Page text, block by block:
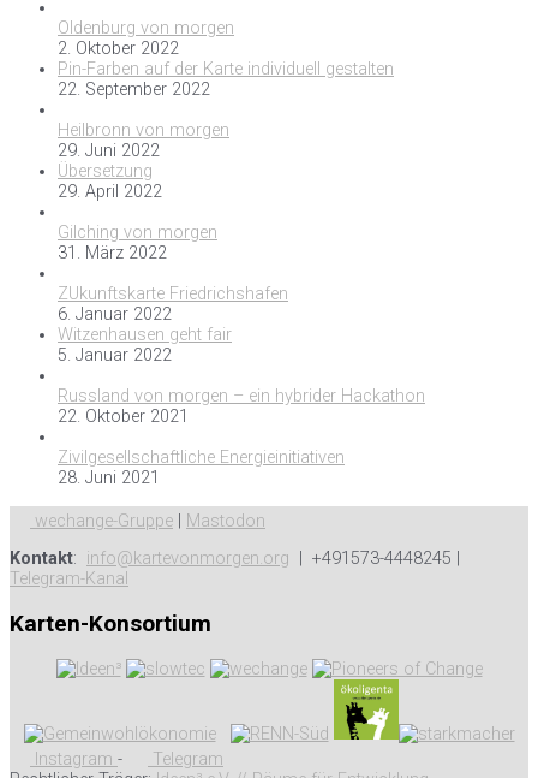
Oldenburg von morgen
2. Oktober 2022
Pin-Farben auf der Karte individuell gestalten
22. September 2022
Heilbronn von morgen
29. Juni 2022
Übersetzung
29. April 2022
Gilching von morgen
31. März 2022
ZUkunftskarte Friedrichshafen
6. Januar 2022
Witzenhausen geht fair
5. Januar 2022
Russland von morgen – ein hybrider Hackathon
22. Oktober 2021
Zivilgesellschaftliche Energieinitiativen
28. Juni 2021
wechange-Gruppe
Mastodon
Kontakt: info@kartevonmorgen.org | +491573-4448245 |
Telegram-Kanal
Karten-Konsortium
Instagram -
Telegram